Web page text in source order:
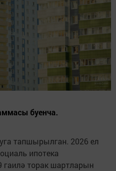
буенча.
тапшырылган. 2026 ел
ипотека
торак шартларын